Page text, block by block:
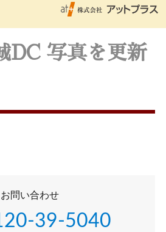
DC 写真を更新
お問い合わせ
39-5040